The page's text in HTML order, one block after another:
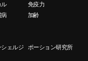
ル
免疫力
加齢
ェルジ
ポーション研究所